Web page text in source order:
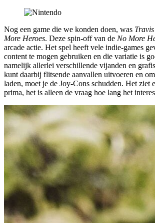
Nog een game die we konden doen, was
More Heroes. Deze spin-off van de No More
arcade actie. Het spel heeft vele indie-games
content te mogen gebruiken en die variatie is
namelijk allerlei verschillende vijanden en
kunt daarbij flitsende aanvallen uitvoeren en
laden, moet je de Joy-Cons schudden. Het ziet
prima, het is alleen de vraag hoe lang het